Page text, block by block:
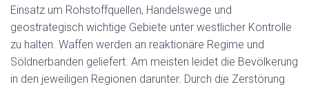
Einsatz um Rohstoffquellen, Handelswege und
geostrategisch wichtige Gebiete unter westlicher Kontrolle
zu halten. Waffen werden an reaktionäre Regime und
Söldnerbanden geliefert. Am meisten leidet die Bevölkerung
in den jeweiligen Regionen darunter. Durch die Zerstörung